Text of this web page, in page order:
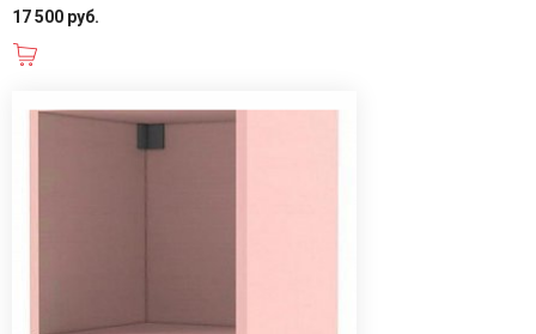
17 500 руб.